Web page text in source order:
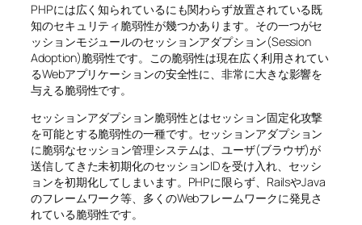
PHPには広く知られているにも関わらず放置されている既
知のセキュリティ脆弱性が幾つかあります。その一つがセ
ッションモジュールのセッションアダプション(Session
Adoption)脆弱性です。この脆弱性は現在広く利用されてい
るWebアプリケーションの安全性に、非常に大きな影響を
与える脆弱性です。
セッションアダプション脆弱性とはセッション固定化攻撃
を可能とする脆弱性の一種です。セッションアダプション
に脆弱なセッション管理システムは、ユーザ(ブラウザ)が
送信してきた未初期化のセッションIDを受け入れ、セッシ
ョンを初期化してしまいます。PHPに限らず、RailsやJava
のフレームワーク等、多くのWebフレームワークに発見さ
れている脆弱性です。